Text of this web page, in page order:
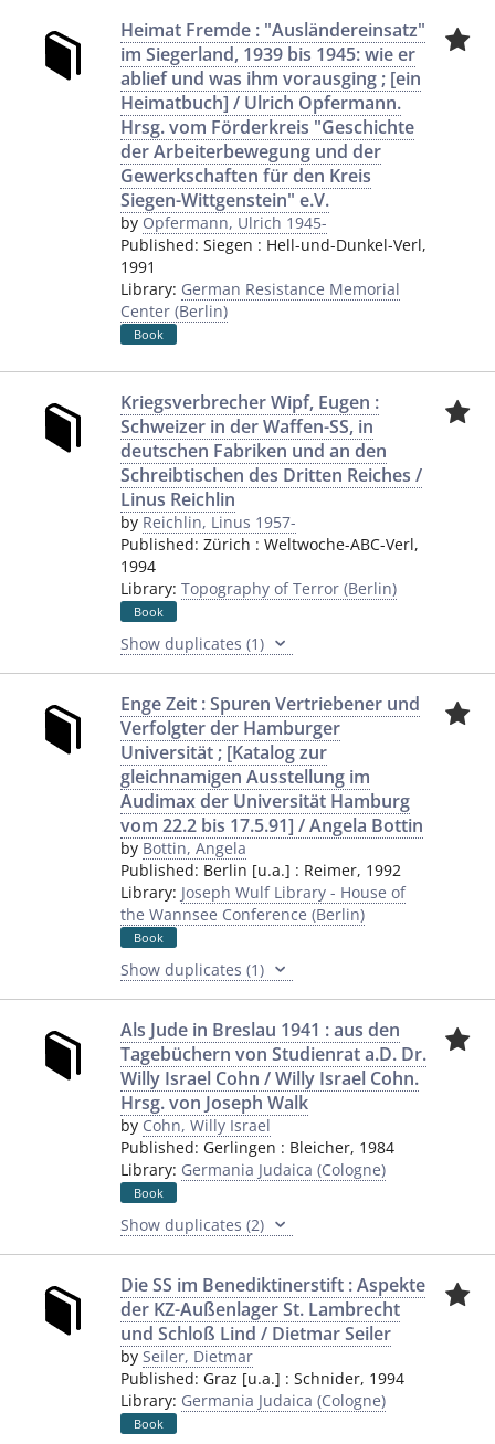
Heimat Fremde : "Ausländereinsatz"
im Siegerland, 1939 bis 1945: wie er
ablief und was ihm vorausging ; [ein
Heimatbuch] / Ulrich Opfermann.
Hrsg. vom Förderkreis "Geschichte
der Arbeiterbewegung und der
Gewerkschaften für den Kreis
Siegen-Wittgenstein" e.V.
by Opfermann, Ulrich 1945-
Published: Siegen : Hell-und-Dunkel-Verl,
1991
Library: German Resistance Memorial
Center (Berlin)
Book
Kriegsverbrecher Wipf, Eugen :
Schweizer in der Waffen-SS, in
deutschen Fabriken und an den
Schreibtischen des Dritten Reiches /
Linus Reichlin
by Reichlin, Linus 1957-
Published: Zürich : Weltwoche-ABC-Verl,
1994
Library: Topography of Terror (Berlin)
Book
Show duplicates (1)
Enge Zeit : Spuren Vertriebener und
Verfolgter der Hamburger
Universität ; [Katalog zur
gleichnamigen Ausstellung im
Audimax der Universität Hamburg
vom 22.2 bis 17.5.91] / Angela Bottin
by Bottin, Angela
Published: Berlin [u.a.] : Reimer, 1992
Library: Joseph Wulf Library - House of
the Wannsee Conference (Berlin)
Book
Show duplicates (1)
Als Jude in Breslau 1941 : aus den
Tagebüchern von Studienrat a.D. Dr.
Willy Israel Cohn / Willy Israel Cohn.
Hrsg. von Joseph Walk
by Cohn, Willy Israel
Published: Gerlingen : Bleicher, 1984
Library: Germania Judaica (Cologne)
Book
Show duplicates (2)
Die SS im Benediktinerstift : Aspekte
der KZ-Außenlager St. Lambrecht
und Schloß Lind / Dietmar Seiler
by Seiler, Dietmar
Published: Graz [u.a.] : Schnider, 1994
Library: Germania Judaica (Cologne)
Book